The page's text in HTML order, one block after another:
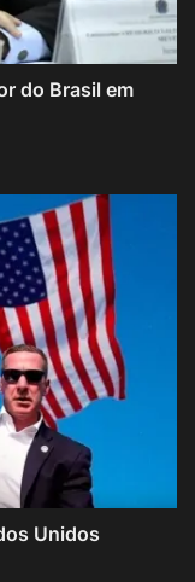
do Brasil em
Unidos